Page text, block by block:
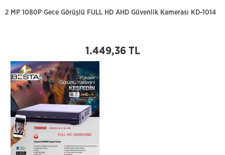
2 MP 1080P Gece Görüşlü FULL HD AHD Güvenlik Kamerası KD-1014
1.449,36 TL